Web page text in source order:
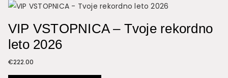
VIP VSTOPNICA – Tvoje rekordno
leto 2026
€222.00